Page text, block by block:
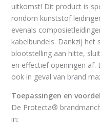
uitkomst! Dit product is
rondom kunststof
evenals
kabelbundels. Dankzij het
blootstelling aan hitte,
en effectief openingen
ook in geval van brand
Toepassingen en
De Protecta®
in: